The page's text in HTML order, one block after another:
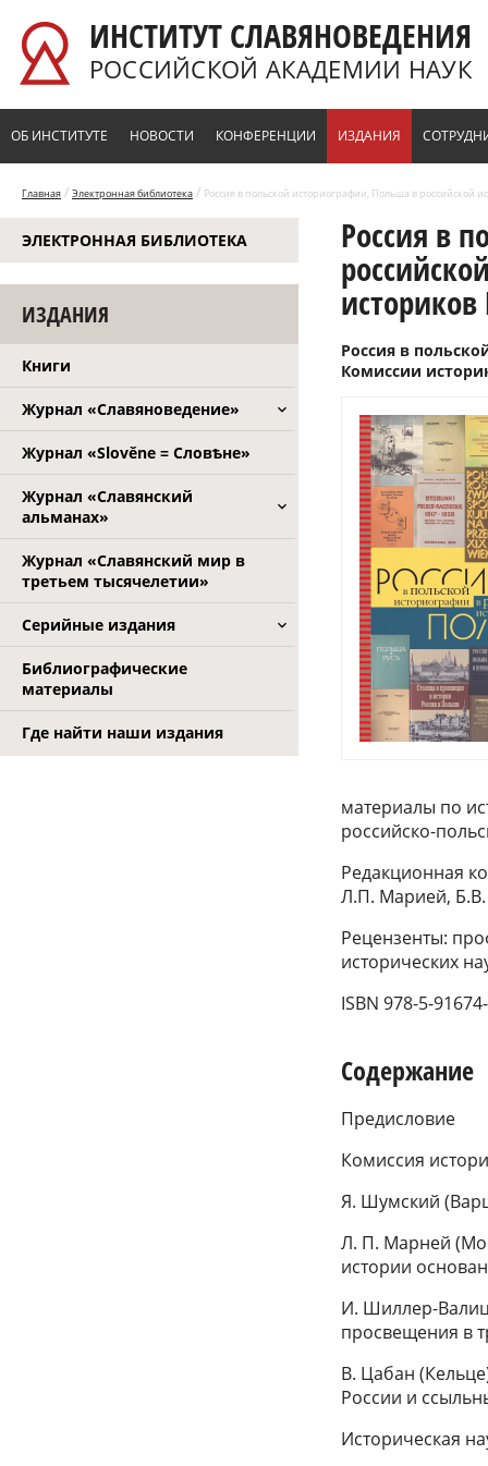
ИНСТИТУТ СЛАВЯНОВЕДЕНИЯ
РОССИЙСКОЙ АКАДЕМИИ НАУК
ОБ ИНСТИТУТЕ НОВОСТИ КОНФЕРЕНЦИИ ИЗДАНИЯ
Главная / Электронная библиотека / Россия в польской историографии, Польша в российской
ЭЛЕКТРОННАЯ БИБЛИОТЕКА
ИЗДАНИЯ
Книги
Журнал «Славяноведение»
Журнал «Slověne = Словѣне»
Журнал «Славянский
альманах»
Журнал «Славянский мир в
третьем тысячелетии»
Серийные издания
Библиографические
материалы
Где найти наши издания
Россия в
Россия в
Комиссии
материалы по
российско-
Редакционная
Л.П. Марией, Б.В.
Рецензенты:
исторических
ISBN 978-5-
Содержание
Предисловие
Комиссия
Я. Шумский
Л. П. Марней
истории
И. Шиллер-
просвещения в
В. Цабан
России и
Историческая